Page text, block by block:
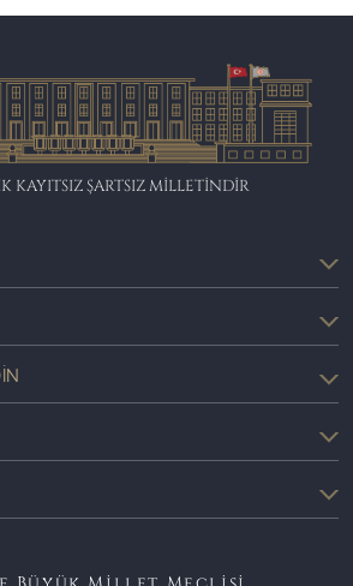
KAYITSIZ ŞARTSIZ MİLLETİNDİR